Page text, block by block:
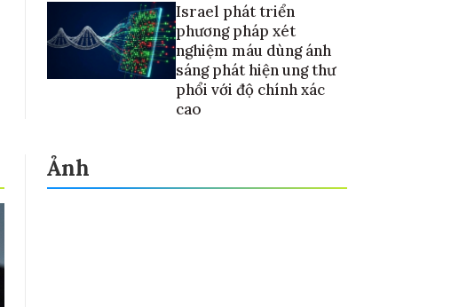
Israel phát triển
phương pháp xét
nghiệm máu dùng ánh
sáng phát hiện ung thư
phổi với độ chính xác
cao
Ảnh